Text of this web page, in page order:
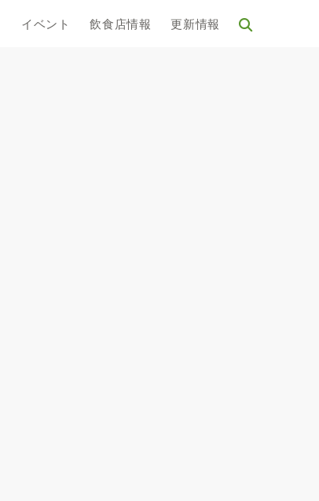
イベント 飲食店情報 更新情報